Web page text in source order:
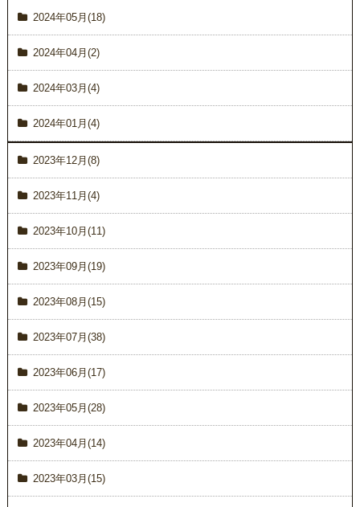
2024年05月(18)
2024年04月(2)
2024年03月(4)
2024年01月(4)
2023年12月(8)
2023年11月(4)
2023年10月(11)
2023年09月(19)
2023年08月(15)
2023年07月(38)
2023年06月(17)
2023年05月(28)
2023年04月(14)
2023年03月(15)